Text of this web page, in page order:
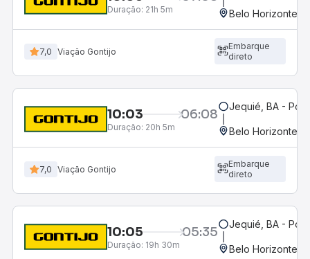
Duração: 21h 5m Belo Horizonte,
7,0 Viação Gontijo
Embarque
direto
10:03 06:08
Duração: 20h 5m
Jequié, BA -
Belo Horizonte,
7,0 Viação Gontijo
Embarque
direto
10:05 05:35
Duração: 19h 30m
Jequié, BA -
Belo Horizonte,